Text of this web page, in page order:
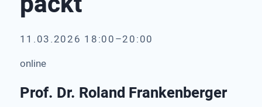
11.03.2026 18:00–20:00
online
Prof. Dr. Roland Frankenberger